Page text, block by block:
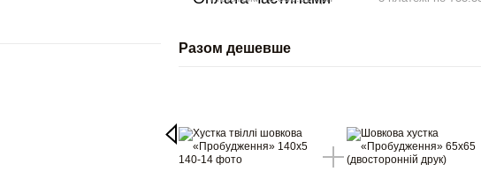
Разом дешевше